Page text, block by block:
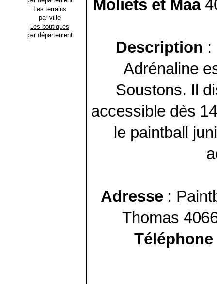
Les terrains
par ville
Les boutiques
par département
Moliets et Maa
Description :
Adrénaline
Soustons. Il
accessible dès
le paintball
Adresse :
Thomas
Téléphone